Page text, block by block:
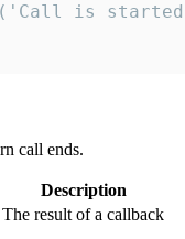
is
call ends.
Description
The result of a callback